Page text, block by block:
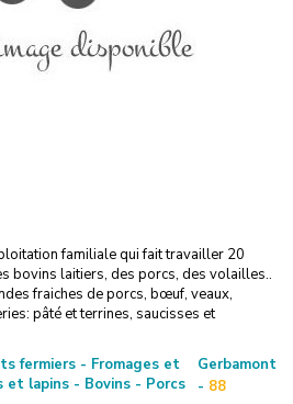
familiale qui fait travailler 20
bovins laitiers, des porcs, des volailles..
fraiches de porcs, bœuf, veaux,
pâté et terrines, saucisses et
fermiers - Fromages et
lapins - Bovins - Porcs
Gerbamont
- 88